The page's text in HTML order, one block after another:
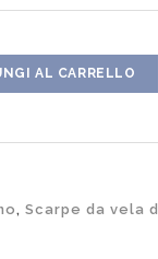
AL CARRELLO
, Scarpe da vela